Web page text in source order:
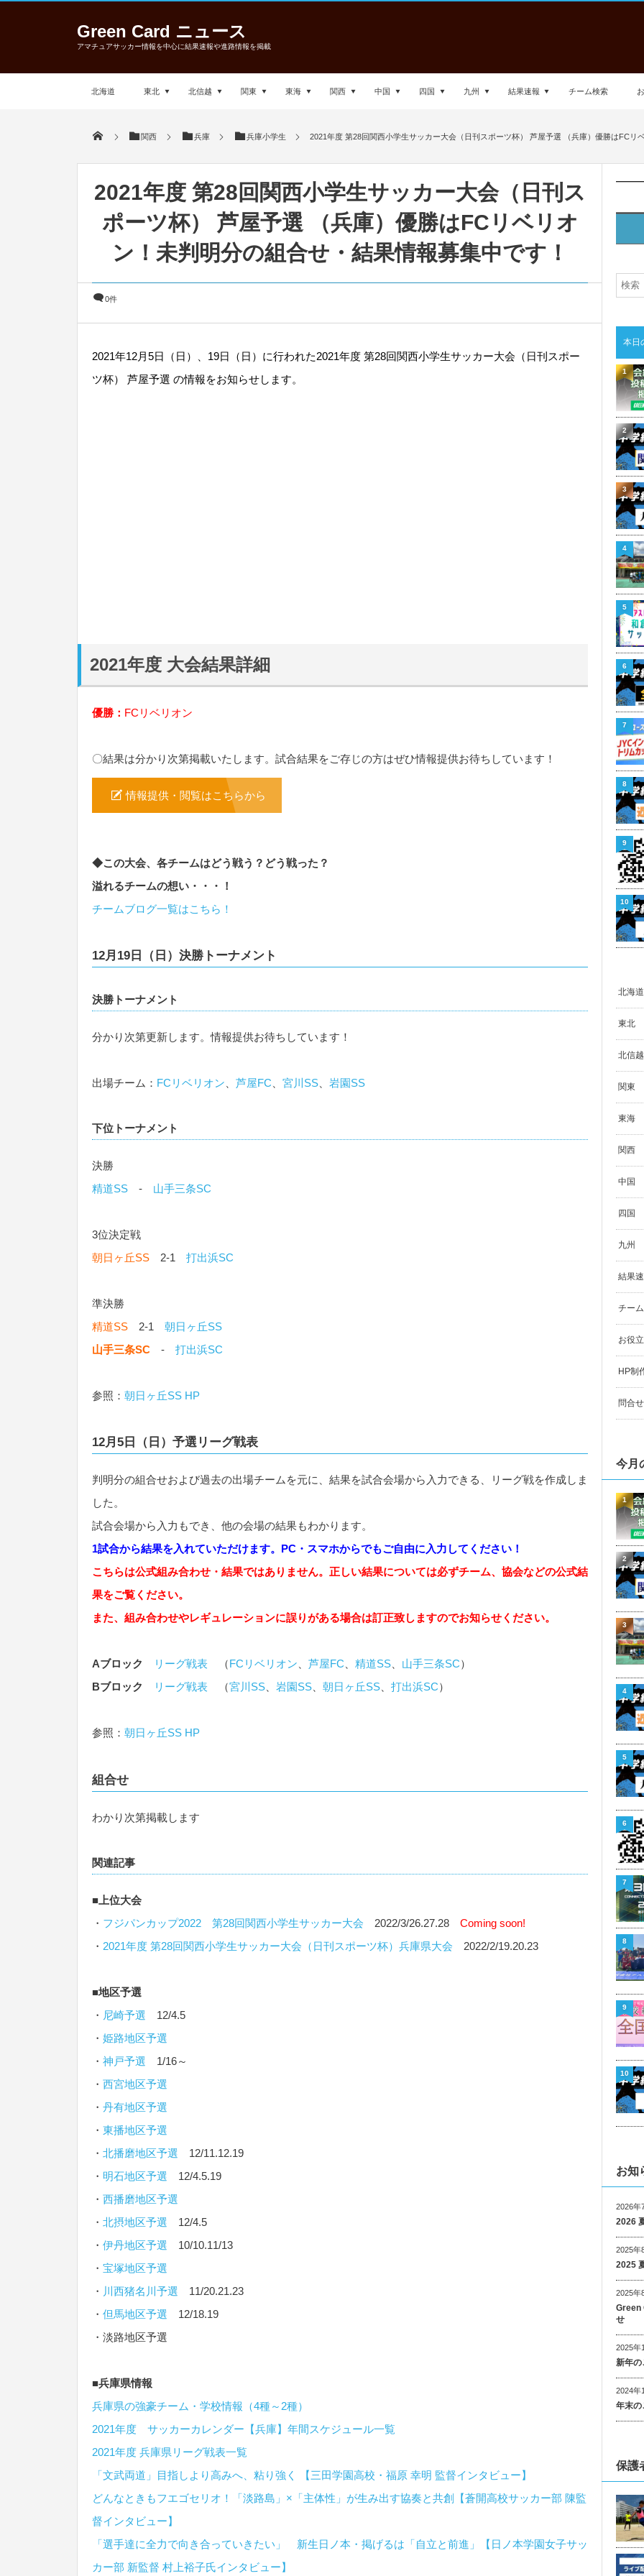
Green Card ニュース
アマチュアサッカー情報を中心に結果速報や進路情報を掲載
北海道 東北 北信越 関東 東海 関西 中国 四国 九州 結果速報 チーム検索
関西 兵庫 兵庫小学生 2021年度 第28回関西小学生サッカー大会（日刊スポーツ杯） 芦屋予選 （兵庫）優勝はFCリ
2021年度 第28回関西小学生サッカー大会（日刊ス
ポーツ杯） 芦屋予選 （兵庫）優勝はFCリベリオ
ン！未判明分の組合せ・結果情報募集中です！
0件
2021年12月5日（日）、19日（日）に行われた2021年度 第28回関西小学生サッカー大会（日刊スポー
ツ杯） 芦屋予選 の情報をお知らせします。
2021年度 大会結果詳細
優勝： FCリベリオン
〇結果は分かり次第掲載いたします。試合結果をご存じの方はぜひ情報提供お待ちしています！
情報提供・閲覧はこちらから
◆この大会、各チームはどう戦う？どう戦った？
溢れるチームの想い・・・！
チームブログ一覧はこちら！
12月19日（日）決勝トーナメント
決勝トーナメント
分かり次第更新します。情報提供お待ちしています！
出場チーム： FCリベリオン 芦屋FC 宮川SS 岩園SS
下位トーナメント
決勝
精道SS - 山手三条SC
3位決定戦
朝日ヶ丘SS 2-1 打出浜SC
準決勝
精道SS 2-1 朝日ヶ丘SS
山手三条SC - 打出浜SC
参照： 朝日ヶ丘SS HP
12月5日（日）予選リーグ戦表
判明分の組合せおよび過去の出場チームを元に、結果を試合会場から入力できる、リーグ戦を作成しま
した。
試合会場から入力もでき、他の会場の結果もわかります。
1試合から結果を入れていただけます。PC・スマホからでもご自由に入力してください！
こちらは公式組み合わせ・結果ではありません。正しい結果については必ずチーム、協会などの公式結
果をご覧ください。
また、組み合わせやレギュレーションに誤りがある場合は訂正致しますのでお知らせください。
Aブロック リーグ戦表 （FCリベリオン 芦屋FC 精道SS 山手三条SC）
Bブロック
リーグ戦表 （宮川SS 岩園SS 朝日ヶ丘SS 打出浜SC）
参照： 朝日ヶ丘SS HP
組合せ
わかり次第掲載します
関連記事
■上位大会
・ フジパンカップ2022 第28回関西小学生サッカー大会 2022/3/26.27.28 Coming soon!
・ 2021年度 第28回関西小学生サッカー大会（日刊スポーツ杯）兵庫県大会 2022/2/19.20.23
■地区予選
・ 尼崎予選 12/4.5
・ 姫路地区予選
・ 神戸予選 1/16～
・ 西宮地区予選
・ 丹有地区予選
・ 東播地区予選
・ 北播磨地区予選 12/11.12.19
・ 明石地区予選 12/4.5.19
・ 西播磨地区予選
・ 北摂地区予選 12/4.5
・ 伊丹地区予選 10/10.11/13
・ 宝塚地区予選
・ 川西猪名川予選 11/20.21.23
・ 但馬地区予選 12/18.19
・淡路地区予選
■兵庫県情報
兵庫県の強豪チーム・学校情報（4種～2種）
2021年度 サッカーカレンダー【兵庫】年間スケジュール一覧
2021年度 兵庫県リーグ戦表一覧
「文武両道」目指しより高みへ、粘り強く 【三田学園高校・福原 幸明 監督インタビュー】
どんなときもフエゴセリオ！「淡路島」×「主体性」が生み出す協奏と共創【蒼開高校サッカー部 陳監
督インタビュー】
「選手達に全力で向き合っていきたい」 新生日ノ本・掲げるは「自立と前進」【日ノ本学園女子サッ
カー部 新監督 村上裕子氏インタビュー】
本日
1
2
3
4
5
6
7
8
9
10
北海道
東北
北信越
関東
東海
関西
中国
四国
九州
結果
チー
お役
HP制
問合せ
今月
1
2
3
4
5
6
7
8
9
10
お知
2026年
2026
2025年
2025
2025年
Green
せ
2025年
新年の
2024年
年末の
保護